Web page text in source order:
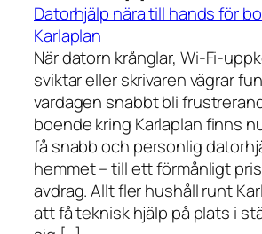
Datorhjälp nära till hands för
Karlaplan
När datorn krånglar, Wi-Fi-
sviktar eller skrivaren vägrar
vardagen snabbt bli
boende kring Karlaplan finns
få snabb och personlig
hemmet – till ett förmånligt
avdrag. Allt fler hushåll runt
att få teknisk hjälp på plats i